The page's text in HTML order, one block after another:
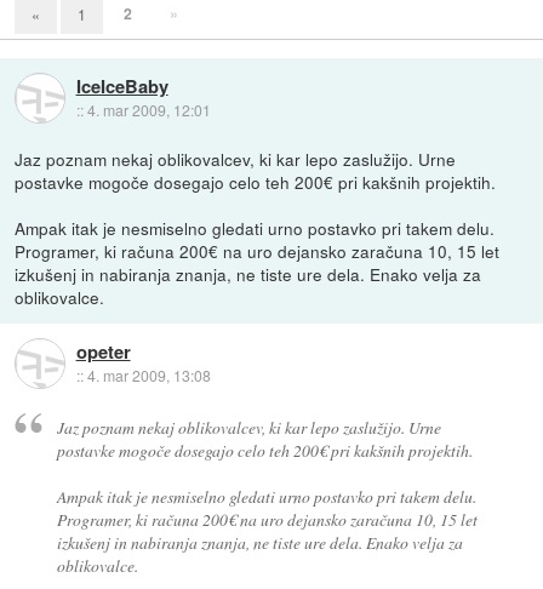
« 1 2 »
IceIceBaby
::4. mar 2009, 12:01
Jaz poznam nekaj oblikovalcev, ki kar lepo zaslužijo. Urne
postavke mogoče dosegajo celo teh 200€ pri kakšnih projektih.
Ampak itak je nesmiselno gledati urno postavko pri takem delu.
Programer, ki računa 200€ na uro dejansko zaračuna 10, 15 let
izkušenj in nabiranja znanja, ne tiste ure dela. Enako velja za
oblikovalce.
opeter
::4. mar 2009, 13:08
Jaz poznam nekaj oblikovalcev, ki kar lepo zaslužijo. Urne
postavke mogoče dosegajo celo teh 200€ pri kakšnih projektih.
Ampak itak je nesmiselno gledati urno postavko pri takem delu.
Programer, ki računa 200€ na uro dejansko zaračuna 10, 15 let
izkušenj in nabiranja znanja, ne tiste ure dela. Enako velja za
oblikovalce.